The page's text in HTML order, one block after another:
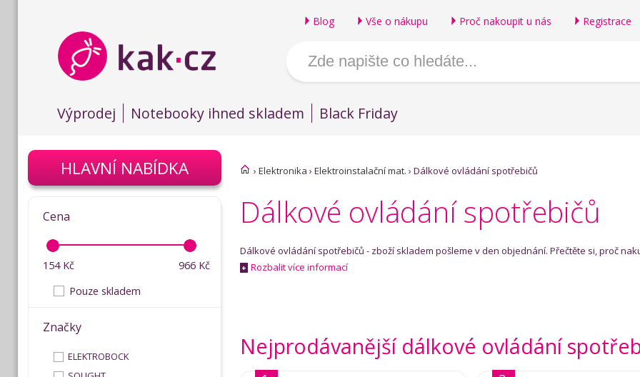
Blog Vše o nákupu Proč nakoupit u nás Registrace
Výprodej Notebooky ihned skladem Black Friday
› Elektronika › Elektroinstalační mat. › Dálkové ovládání spotřebičů
Dálkové ovládání spotřebičů
Dálkové ovládání spotřebičů - zboží skladem pošleme v den objednání. Přečtěte si, proč
+ Rozbalit více informací
Nejprodávanější dálkové ovládání
HLAVNÍ NABÍDKA
Cena
154Kč 966 Kč
Pouze skladem
Značky
ELEKTROBOCK